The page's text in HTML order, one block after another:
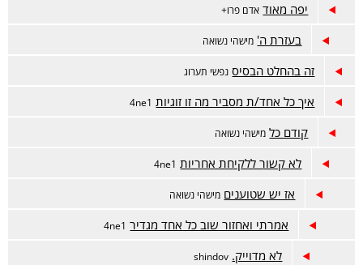
יפה מאוד אדם פרו+
בעזרת ה' מישהי נשואה
זה בהחלט הבסיס נפשי תערוג
איך כל אחד/ת מסביר מה זו זוגיות 4ne1
קודם כל מישהי נשואה
לא קשור ללקיחת אחריות 4ne1
אז יש שטוענים מישהי נשואה
אמרתי ואחזור שוב כל אחד מגדיר 4ne1
לא מדוייק. shindov